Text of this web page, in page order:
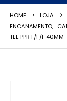
HOME
LOJA
ENCANAMENTO,
TEE PPR F/F/F